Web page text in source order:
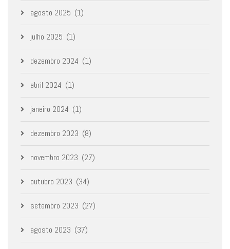
agosto 2025 (1)
julho 2025 (1)
dezembro 2024 (1)
abril 2024 (1)
janeiro 2024 (1)
dezembro 2023 (8)
novembro 2023 (27)
outubro 2023 (34)
setembro 2023 (27)
agosto 2023 (37)